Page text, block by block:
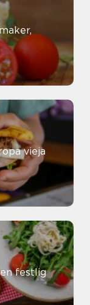
vieja
festlig